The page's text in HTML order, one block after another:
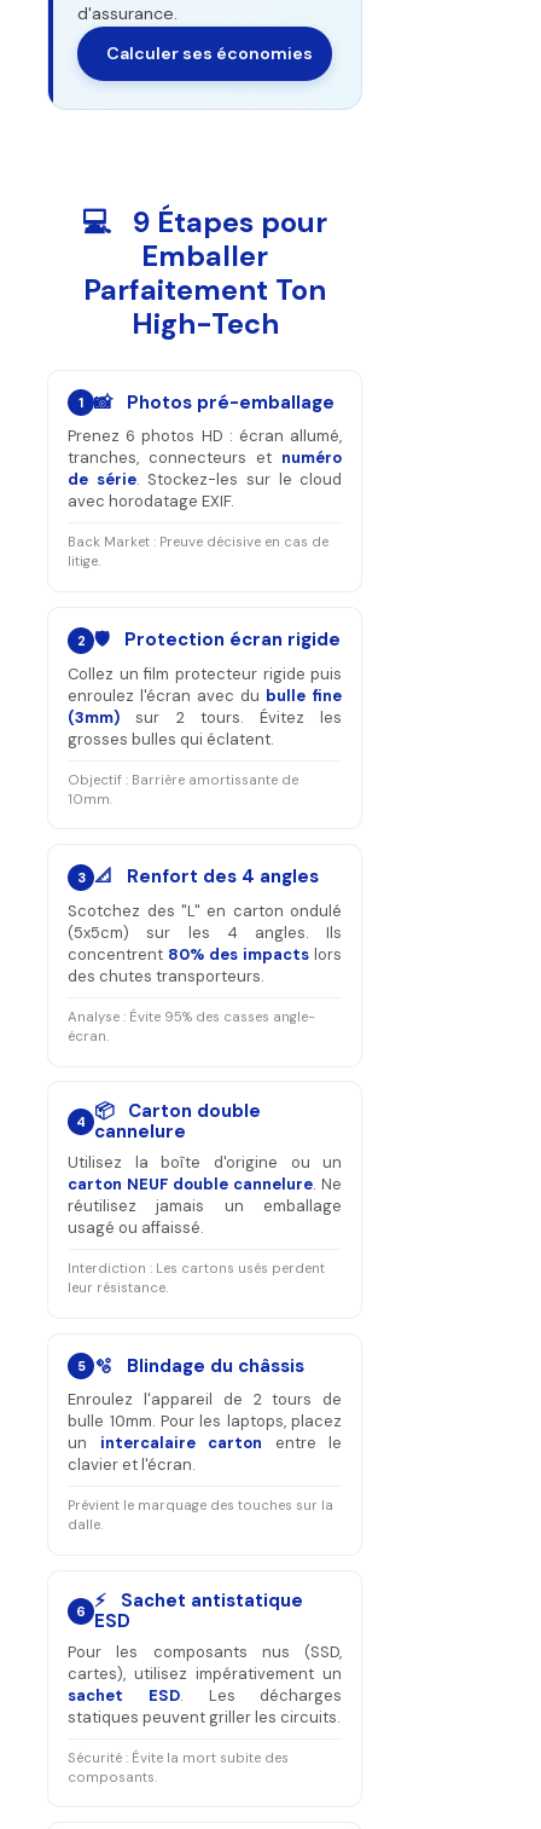
d'assurance.
Calculer ses économies
💻 9 Étapes pour
Emballer
Parfaitement Ton
High-Tech
1 📸 Photos pré-emballage
Prenez 6 photos HD : écran allumé,
tranches, connecteurs et numéro
de série. Stockez-les sur le cloud
avec horodatage EXIF.
Back Market : Preuve décisive en cas de
litige.
2 🛡️ Protection écran rigide
Collez un film protecteur rigide puis
enroulez l'écran avec du bulle fine
(3mm) sur 2 tours. Évitez les
grosses bulles qui éclatent.
Objectif : Barrière amortissante de
10mm.
3 📐 Renfort des 4 angles
Scotchez des "L" en carton ondulé
(5x5cm) sur les 4 angles. Ils
concentrent 80% des impacts lors
des chutes transporteurs.
Analyse : Évite 95% des casses angle-
écran.
4
📦 Carton double
cannelure
Utilisez la boîte d'origine ou un
carton NEUF double cannelure. Ne
réutilisez jamais un emballage
usagé ou affaissé.
Interdiction : Les cartons usés perdent
leur résistance.
5 🫧 Blindage du châssis
Enroulez l'appareil de 2 tours de
bulle 10mm. Pour les laptops, placez
un intercalaire carton entre le
clavier et l'écran.
Prévient le marquage des touches sur la
dalle.
6 ⚡ Sachet antistatique
ESD
Pour les composants nus (SSD,
cartes), utilisez impérativement un
sachet ESD. Les décharges
statiques peuvent griller les circuits.
Sécurité : Évite la mort subite des
composants.